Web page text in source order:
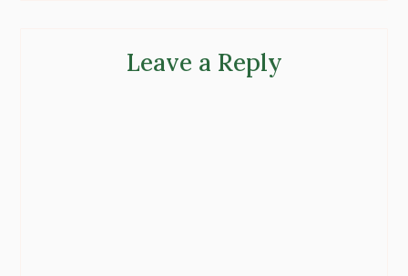
Leave a Reply